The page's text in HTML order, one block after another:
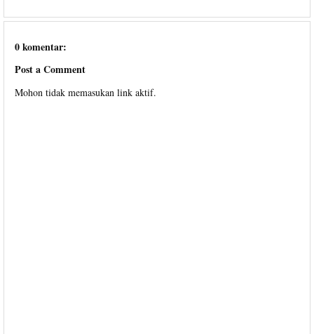
0 komentar:
Post a Comment
Mohon tidak memasukan link aktif.